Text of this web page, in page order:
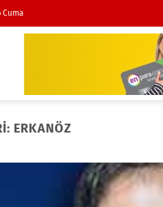
Cuma
ERKANÖZ